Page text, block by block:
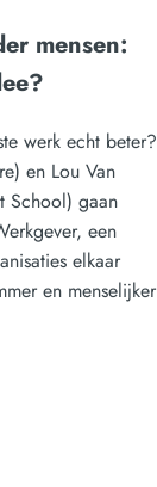
mensen:
werk echt beter?
en Lou Van
School) gaan
een
elkaar
en menselijker